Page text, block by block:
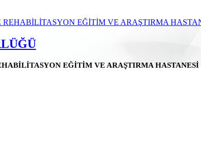
EĞİTİM VE ARAŞTIRMA HASTANESİ